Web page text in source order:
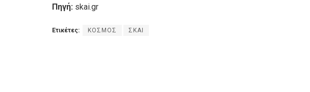
Πηγή: skai.gr
Ετικέτες: ΚΟΣΜΟΣ ΣΚΑΙ